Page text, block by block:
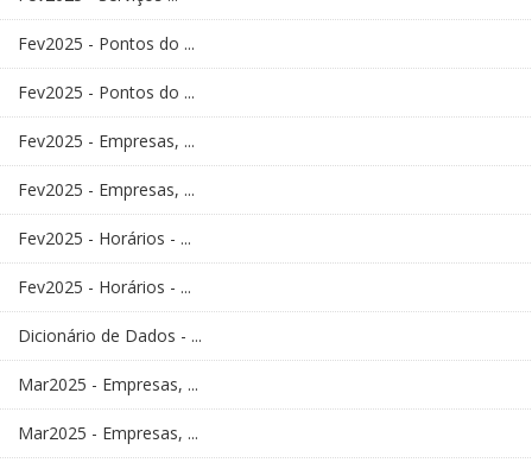
Fev2025 - Pontos do ...
Fev2025 - Pontos do ...
Fev2025 - Empresas, ...
Fev2025 - Empresas, ...
Fev2025 - Horários - ...
Fev2025 - Horários - ...
Dicionário de Dados - ...
Mar2025 - Empresas, ...
Mar2025 - Empresas, ...